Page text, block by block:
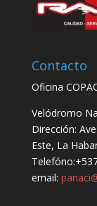
Contacto
Oficina
Velódromo
Dirección:
Este, La
email: